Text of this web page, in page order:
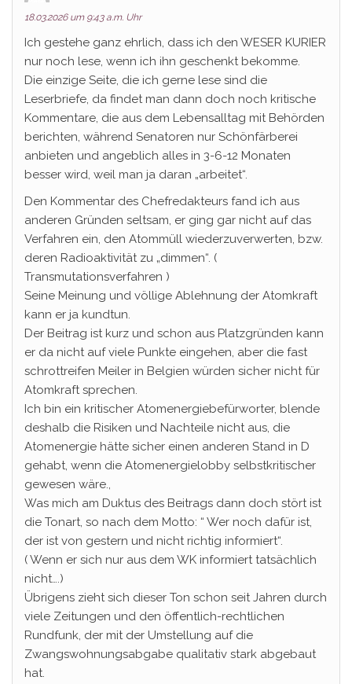
18.03.2026 um 9:43 a.m. Uhr
Ich gestehe ganz ehrlich, dass ich den WESER KURIER
nur noch lese, wenn ich ihn geschenkt bekomme.
Die einzige Seite, die ich gerne lese sind die
Leserbriefe, da findet man dann doch noch kritische
Kommentare, die aus dem Lebensalltag mit Behörden
berichten, während Senatoren nur Schönfärberei
anbieten und angeblich alles in 3-6-12 Monaten
besser wird, weil man ja daran „arbeitet“.
Den Kommentar des Chefredakteurs fand ich aus
anderen Gründen seltsam, er ging gar nicht auf das
Verfahren ein, den Atommüll wiederzuverwerten, bzw.
deren Radioaktivität zu „dimmen“. (
Transmutationsverfahren )
Seine Meinung und völlige Ablehnung der Atomkraft
kann er ja kundtun.
Der Beitrag ist kurz und schon aus Platzgründen kann
er da nicht auf viele Punkte eingehen, aber die fast
schrottreifen Meiler in Belgien würden sicher nicht für
Atomkraft sprechen.
Ich bin ein kritischer Atomenergiebefürworter, blende
deshalb die Risiken und Nachteile nicht aus, die
Atomenergie hätte sicher einen anderen Stand in D
gehabt, wenn die Atomenergielobby selbstkritischer
gewesen wäre.,
Was mich am Duktus des Beitrags dann doch stört ist
die Tonart, so nach dem Motto: “ Wer noch dafür ist,
der ist von gestern und nicht richtig informiert“.
( Wenn er sich nur aus dem WK informiert tatsächlich
nicht….)
Übrigens zieht sich dieser Ton schon seit Jahren durch
viele Zeitungen und den öffentlich-rechtlichen
Rundfunk, der mit der Umstellung auf die
Zwangswohnungsabgabe qualitativ stark abgebaut
hat.